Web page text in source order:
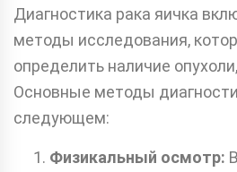
Диагностика рака яичка
методы исследования,
определить наличие
Основные методы
следующем:
Физикальный осмотр: